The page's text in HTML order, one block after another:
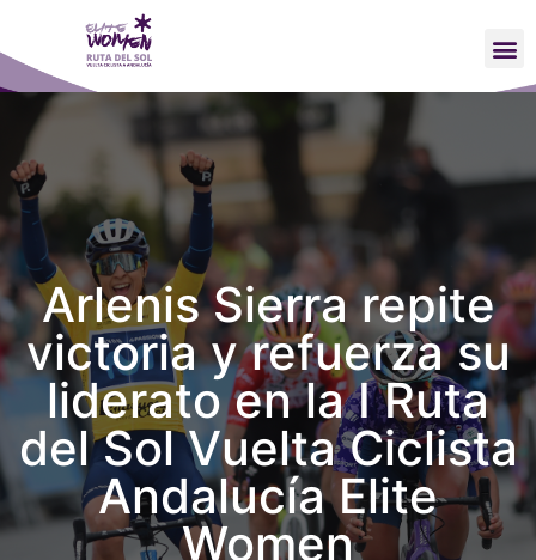
Arlenis Sierra repite
victoria y refuerza su
liderato en la I Ruta
del Sol Vuelta Ciclista
Andalucía Elite
Women